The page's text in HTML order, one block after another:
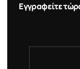
Εγγραφείτε